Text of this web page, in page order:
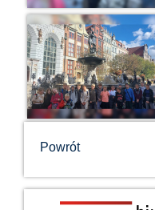
Powrót